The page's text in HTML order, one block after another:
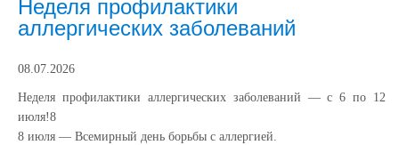
Неделя профилактики
аллергических заболеваний
08.07.2026
Неделя профилактики аллергических заболеваний — с 6 по 12
июля!8
8 июля — Всемирный день борьбы с аллергией.